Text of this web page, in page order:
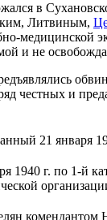
в
Литвиным,
медицинской
и не
честных и
21 января
1940 г. по 1-й